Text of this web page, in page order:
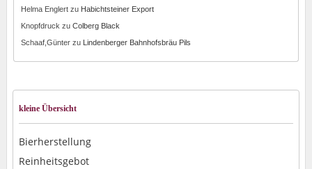
Helma Englertzu Habichtsteiner Export
Knopfdruck zu Colberg Black
Schaaf,Günterzu Lindenberger Bahnhofsbräu Pils
kleine Übersicht
Bierherstellung
Reinheitsgebot